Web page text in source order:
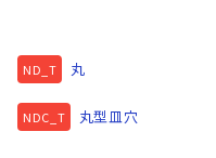
ND_T 丸
NDC_T 丸型皿穴